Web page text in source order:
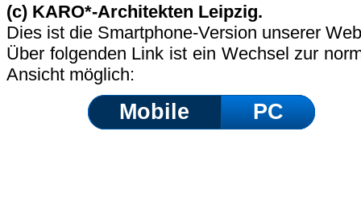
(c) KARO*-Architekten Leipzig.
Dies ist die Smartphone-Version unserer
Über folgenden Link ist ein Wechsel zur
Ansicht möglich:
Mobile PC